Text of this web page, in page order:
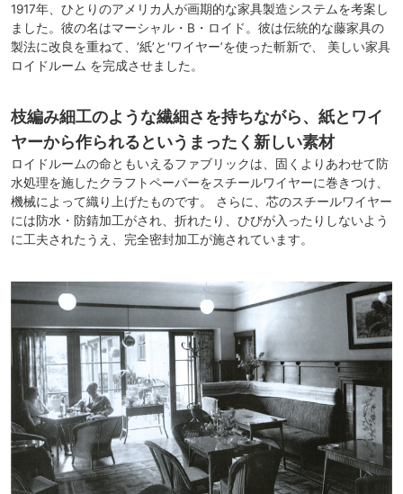
1917年、ひとりのアメリカ人が画期的な家具製造システムを考案し
ました。彼の名はマーシャル・B・ロイド。彼は伝統的な藤家具の
製法に改良を重ねて、‘紙’と‘ワイヤー’を使った斬新で、 美しい家具
ロイドルーム を完成させました。
枝編み細工のような繊細さを持ちながら、紙とワイ
ヤーから作られるというまったく新しい素材
ロイドルームの命ともいえるファブリックは、固くよりあわせて防
水処理を施したクラフトペーパーをスチールワイヤーに巻きつけ、
機械によって織り上げたものです。 さらに、芯のスチールワイヤー
には防水・防錆加工がされ、折れたり、ひびが入ったりしないよう
に工夫されたうえ、完全密封加工が施されています。